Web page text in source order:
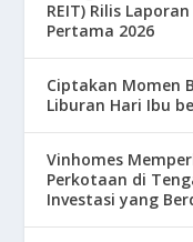
REIT) Rilis
Pertama 2026
Ciptakan Momen
Liburan Hari Ibu
Vinhomes
Perkotaan di
Investasi yang